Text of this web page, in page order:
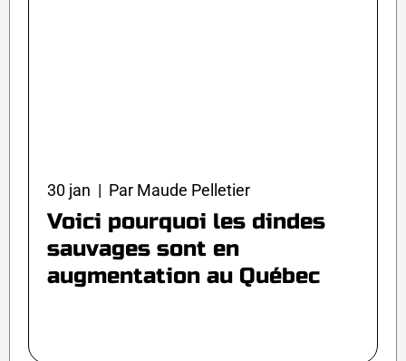
30 jan | Par Maude Pelletier
Voici pourquoi les dindes
sauvages sont en
augmentation au Québec